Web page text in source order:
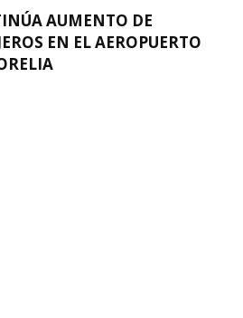
AUMENTO DE
EN EL AEROPUERTO